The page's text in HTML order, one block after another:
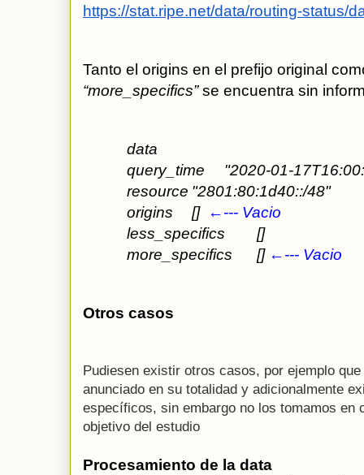
https://stat.ripe.net/data/routing-status/
Tanto el origins en el prefijo original
“more_specifics” se encuentra sin
data
query_time
"2020-01-
resource "2801:80:1d40::/48"
origins
[]
←--- Vacio
less_specifics
[]
more_specifics
[] ←--- Vacio
Otros casos
Pudiesen existir otros casos, por ejemplo
anunciado en su totalidad y adicionalmente
específicos, sin embargo no los tomamos en
objetivo del estudio
Procesamiento de la data